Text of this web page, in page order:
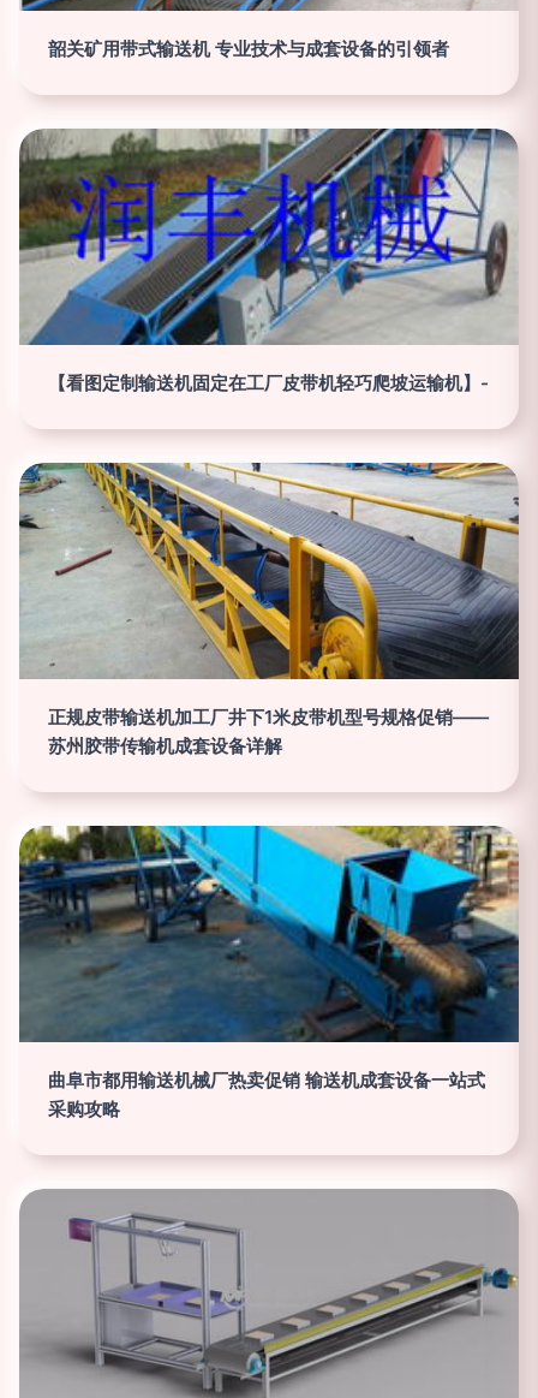
韶关矿用带式输送机 专业技术与成套设备的引领者
【看图定制输送机固定在工厂皮带机轻巧爬坡运输机】-
正规皮带输送机加工厂井下1米皮带机型号规格促销——
苏州胶带传输机成套设备详解
曲阜市都用输送机械厂热卖促销 输送机成套设备一站式
采购攻略